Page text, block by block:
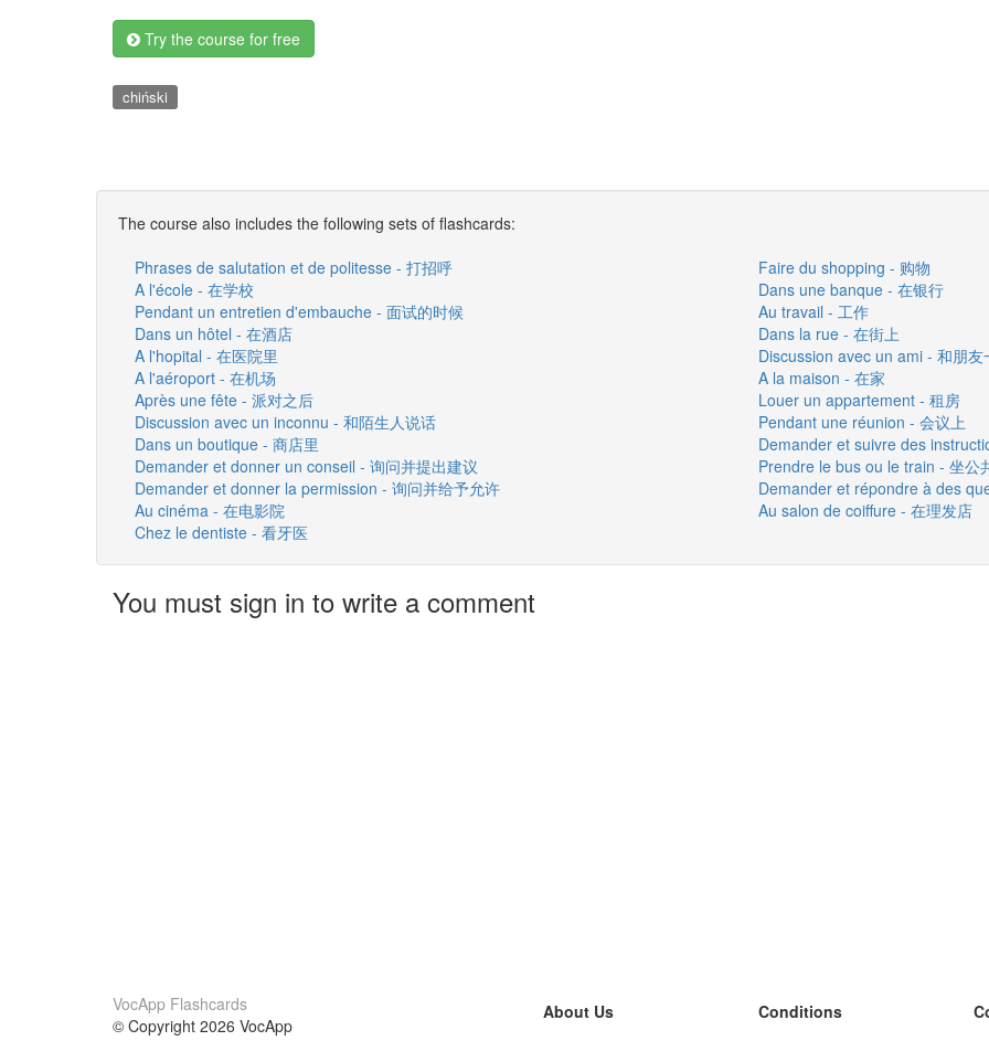
Try the course for free
chiński
The course also includes the following sets of flashcards:
Phrases de salutation et de politesse - 打招呼
Faire du shopping - 购物
A l'école - 在学校
Dans une banque - 在银行
Pendant un entretien d'embauche - 面试的时候
Au travail - 工作
Dans un hôtel - 在酒店
Dans la rue - 在街上
A l'hopital - 在医院里
Discussion avec un ami - 和朋友
A l'aéroport - 在机场
A la maison - 在家
Après une fête - 派对之后
Louer un appartement - 租房
Discussion avec un inconnu - 和陌生人说话
Pendant une réunion - 会议上
Dans un boutique - 商店里
Demander et suivre des
Demander et donner un conseil - 询问并提出建议
Prendre le bus ou le train - 坐公
Demander et donner la permission - 询问并给予允许
Demander et répondre à des
Au cinéma - 在电影院
Au salon de coiffure - 在理发店
Chez le dentiste - 看牙医
You must sign in to write a comment
VocApp Flashcards
© Copyright 2026 VocApp
About Us
Conditions